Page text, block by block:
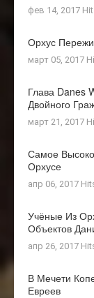
фев 14, 2017
Орхус
март 05, 2017
Глава Danes
Двойного
март 21, 2017
Самое
Орхусе
апр 06, 2017
Учёные Из
Объектов
апр 26, 2017
В Мечети
Евреев